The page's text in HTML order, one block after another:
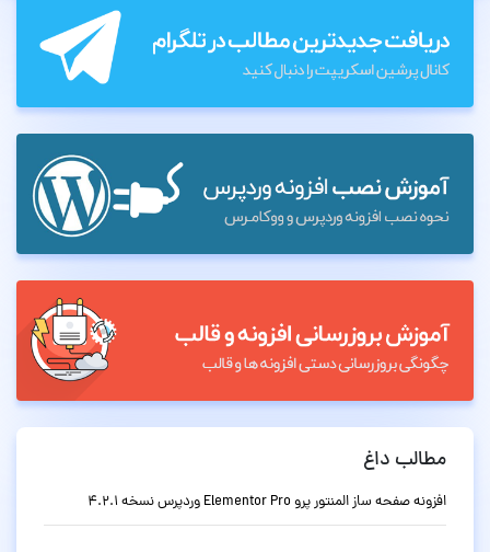
مطالب داغ
افزونه صفحه ساز المنتور پرو Elementor Pro وردپرس نسخه 4.2.1